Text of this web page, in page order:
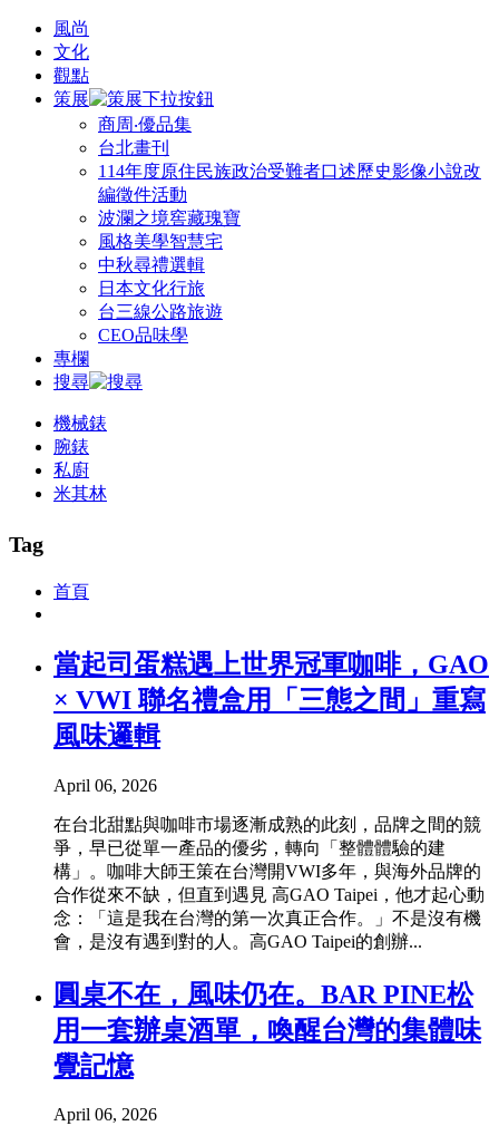
風尚
文化
觀點
策展
商周‧優品集
台北畫刊
114年度原住民族政治受難者口述歷史影像小說改
編徵件活動
波瀾之境窖藏瑰寶
風格美學智慧宅
中秋尋禮選輯
日本文化行旅
台三線公路旅遊
CEO品味學
專欄
搜尋
機械錶
腕錶
私廚
米其林
Tag
首頁
當起司蛋糕遇上世界冠軍咖啡，GAO
× VWI 聯名禮盒用「三態之間」重寫
風味邏輯
April 06, 2026
在台北甜點與咖啡市場逐漸成熟的此刻，品牌之間的競
爭，早已從單一產品的優劣，轉向「整體體驗的建
構」。咖啡大師王策在台灣開VWI多年，與海外品牌的
合作從來不缺，但直到遇見 高GAO Taipei，他才起心動
念：「這是我在台灣的第一次真正合作。」不是沒有機
會，是沒有遇到對的人。高GAO Taipei的創辦...
圓桌不在，風味仍在。BAR PINE松
用一套辦桌酒單，喚醒台灣的集體味
覺記憶
April 06, 2026